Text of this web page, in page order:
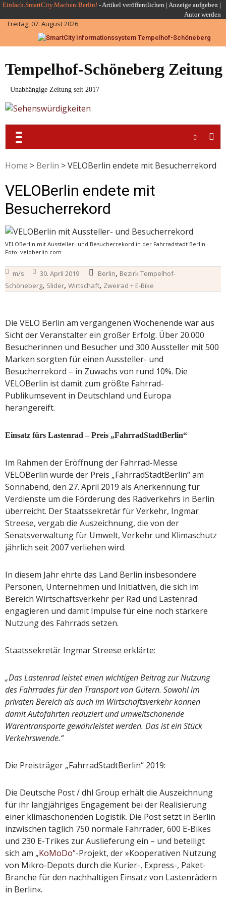
Skip
to
content
Einfach.SmartCity.Machen:Berlin! -Artikel veröffentlichen | Anzeige aufgeben |
Autor werden
Freitag, 07. August 2026
Tempelhof-Schöneberg Zeitung
Unabhängige Zeitung seit 2017
Home > Berlin >VELOBerlin endete mit Besucherrekord
VELOBerlin endete mit
Besucherrekord
VELOBerlin mit Aussteller- und Besucherrekord in der Fahrradstadt Berlin -
Foto: veloberlin.com
m/s 30. April 2019 Berlin, Bezirk Tempelhof-
Schöneberg, Slider, Wirtschaft, Zweirad + E-Bike
Die VELO Berlin am vergangenen Wochenende war aus
Sicht der Veranstalter ein großer Erfolg. Über 20.000
Besucherinnen und Besucher und 300 Aussteller mit 500
Marken sorgten für einen Aussteller- und
Besucherrekord – in Zuwachs von rund 10%. Die
VELOBerlin ist damit zum größte Fahrrad-
Publikumsevent in Deutschland und Europa
herangereift.
Einsatz fürs Lastenrad – Preis „FahrradStadtBerlin“
Im Rahmen der Eröffnung der Fahrrad-Messe
VELOBerlin wurde der Preis „FahrradStadtBerlin“ am
Sonnabend, den 27. April 2019 als Anerkennung für
Verdienste um die Förderung des Radverkehrs in Berlin
überreicht. Der Staatssekretär für Verkehr, Ingmar
Streese, vergab die Auszeichnung, die von der
Senatsverwaltung für Umwelt, Verkehr und Klimaschutz
jährlich seit 2007 verliehen wird.
In diesem Jahr ehrte das Land Berlin insbesondere
Personen, Unternehmen und Initiativen, die sich im
Bereich Wirtschaftsverkehr per Rad und Lastenrad
engagieren und damit Impulse für eine noch stärkere
Nutzung des Fahrrads setzen.
Staatssekretär Ingmar Streese erklärte:
„Das Lastenrad leistet einen wichtigen Beitrag zur Nutzung
des Fahrrades für den Transport von Gütern. Sowohl im
privaten Bereich als auch im Wirtschaftsverkehr können
damit Autofahrten reduziert und umweltschonende
Warentransporte gewährleistet werden. Das ist ein Stück
Verkehrswende.“
Die Preisträger „FahrradStadtBerlin“ 2019:
Die Deutsche Post / dhl Group erhält die Auszeichnung
für ihr langjähriges Engagement bei der Realisierung
einer klimaschonenden Logistik. Die Post setzt in Berlin
inzwischen täglich 750 normale Fahrräder, 600 E-Bikes
und 230 E-Trikes zur Auslieferung ein – und beteiligt
sich am „KoMoDo“-Projekt, der »Kooperativen Nutzung
von Mikro-Depots durch die Kurier-, Express-, Paket-
Branche für den nachhaltigen Einsatz von Lastenrädern
in Berlin«.